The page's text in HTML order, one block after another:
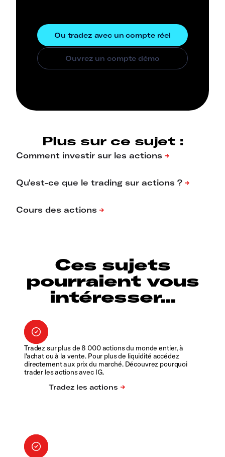
Plus sur ce sujet :
Ces sujets
pourraient vous
intéresser...
Tradez sur plus de 8 000 actions du monde entier, à
l'achat ou à la vente. Pour plus de liquidité accédez
directement aux prix du marché. Découvrez pourquoi
trader les actions avec IG.